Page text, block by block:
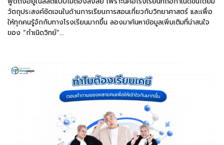
วัตถุประสงค์ชัดเจนในด้านการเรียนการสอนเกี่ยวกับวิทยาศาสตร์ และเพื่อ
ให้ทุกคนรู้จักกับทางโรงเรียนมากขึ้น ลองมาค้นหาข้อมูลเพิ่มเติมที่น่าสนใจ
ของ “กำเนิดวิทย์”...